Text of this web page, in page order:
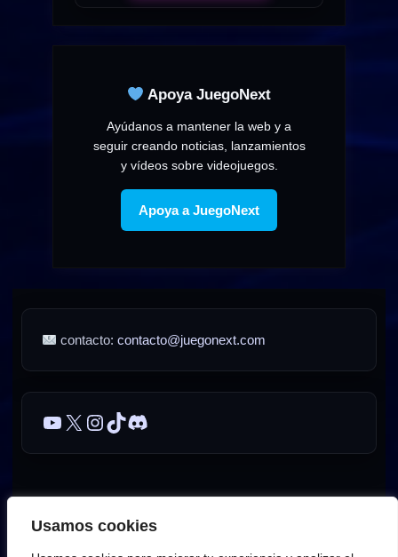
Usamos cookies
Apoya JuegoNext
Ayúdanos a mantener la web y a
seguir creando noticias, lanzamientos
y vídeos sobre videojuegos.
Apoya a JuegoNext
contacto:contacto@juegonext.com
YouTube
X Instagram
TikTok
Discord
Sobre JuegoNext Contacto Publicidad / Advertising
AVISO LEGAL – JuegoNext